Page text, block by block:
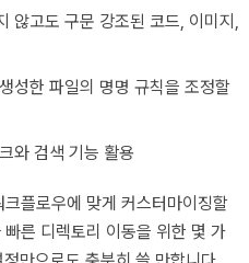
않고도 구문 강조된 코드, 이미지,
성한 파일의 명명 규칙을 조정할
와 검색 기능 활용
플로우에 맞게 커스터마이징할
른 디렉토리 이동을 위한 몇 가